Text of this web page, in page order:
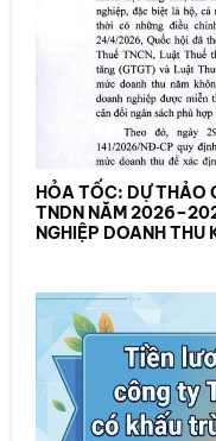
HỎA TỐC: DỰ THẢO
TNDN NĂM
NGHIỆP DOANH THU